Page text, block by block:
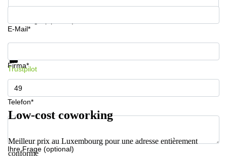
E-Mail*
Firma*
Telefon*
Ihre Frage (optional)
Informationen und Preise erhalten
Trustpilot
Low-cost coworking
Meilleur prix au Luxembourg pour une adresse entièrement
conforme